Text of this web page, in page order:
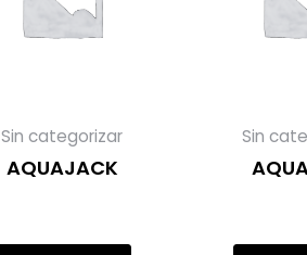
Sin categorizar
AQUAJACK
Sin